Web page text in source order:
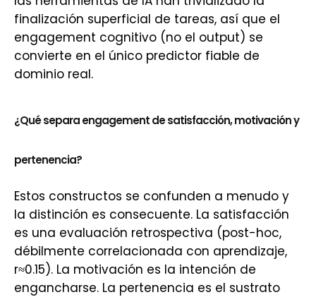
finalización superficial de tareas, así que el
engagement cognitivo (no el output) se
convierte en el único predictor fiable de
dominio real.
¿Qué separa engagement de satisfacción, motivación y
pertenencia?
Estos constructos se confunden a menudo y
la distinción es consecuente. La satisfacción
es una evaluación retrospectiva (post-hoc,
débilmente correlacionada con aprendizaje,
r≈0.15). La motivación es la intención de
engancharse. La pertenencia es el sustrato